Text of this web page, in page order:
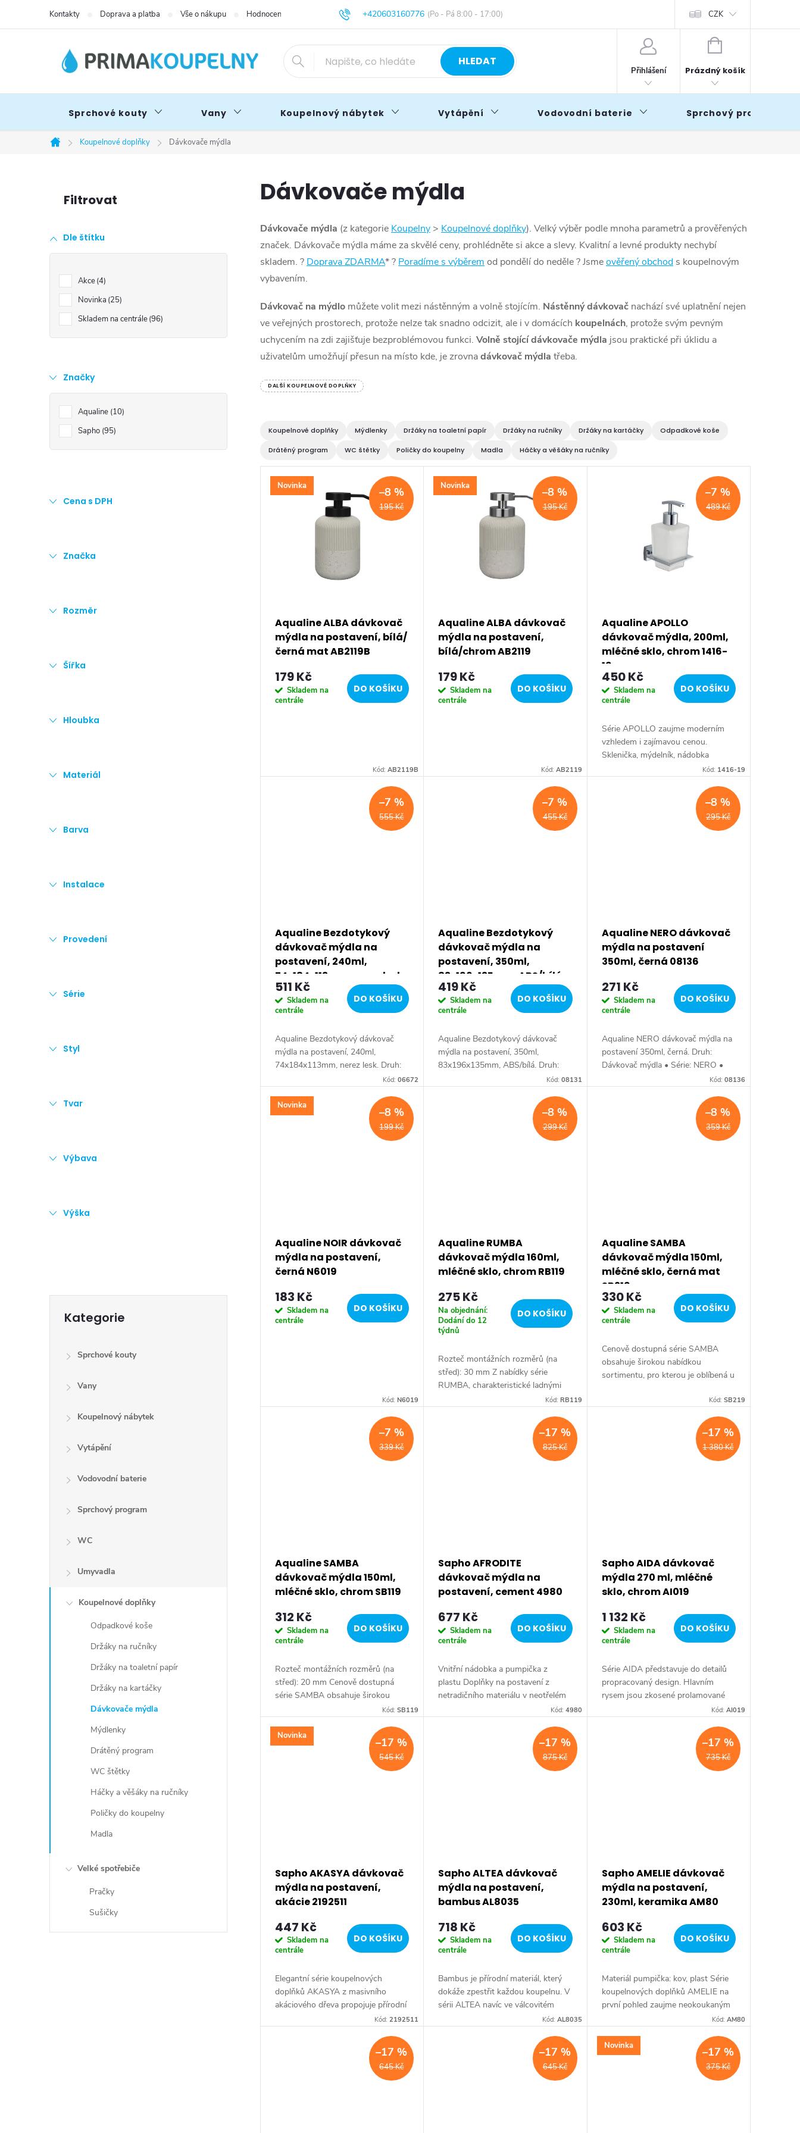
+420603160776
info@primakoupelny.cz
Kontakty Doprava a platba Vše o nákupu Hodnocení obchodu Obchodní podmínky Blog CZK
HLEDAT
Přihlášení
NÁKUPNÍ
Prázdný košík
Sprchové kouty Vany Koupelnový nábytek Vytápění Vodovodní baterie Sprchový program
Domů
Koupelnové doplňky Dávkovače mýdla
s
a
n
n
p
e
Dle štítku
Akce 4
Novinka 25
Skladem na centrále 96
Značky
Aqualine 10
Sapho 95
Cena s DPH
Značka
Rozměr
Šířka
Hloubka
Materiál
Barva
Instalace
Provedení
Série
Styl
Tvar
Výbava
Výška
kategorie
Kategorie
Sprchové kouty
Vany
Koupelnový nábytek
Vytápění
Vodovodní baterie
Sprchový program
WC
Umyvadla
Koupelnové doplňky
Odpadkové koše
Držáky na ručníky
Držáky na toaletní papír
Držáky na kartáčky
Dávkovače mýdla
Mýdlenky
Drátěný program
WC štětky
Háčky a věšáky na ručníky
Poličky do koupelny
Madla
Velké spotřebiče
Pračky
Sušičky
Dávkovače mýdla
Dávkovače mýdla (z kategorie Koupelny > Koupelnové doplňky). Velký výběr podle mnoha parametrů a prověřených
značek. Dávkovače mýdla máme za skvělé ceny, prohlédněte si akce a slevy. Kvalitní a levné produkty nechybí
skladem. ? Doprava ZDARMA* ? Poradíme s výběrem od pondělí do neděle ? Jsmeověřený obchod s koupelnovým
vybavením.
Dávkovač na mýdlo můžete volit mezi nástěnným a volně stojícím. Nástěnnýdávkovač nachází své uplatnění nejen
ve veřejných prostorech, protože nelze tak snadno odcizit, ale i v domácích koupelnách, protože svým pevným
uchycením na zdi zajišťuje bezproblémovou funkci. Volně stojící dávkovače mýdla jsou praktické při úklidu a
uživatelům umožňují přesun na místo kde, je zrovnadávkovač mýdla třeba.
DALŠÍ KOUPELNOVÉ DOPLŇKY
Koupelnové doplňky Mýdlenky Držáky na toaletní papír Držáky na ručníky Držáky na kartáčky Odpadkové koše
Drátěný program WC štětky Poličky do koupelny Madla Háčky a věšáky na ručníky
V
k
Novinka
195 Kč
–8 %
Aqualine ALBA dávkovač
mýdla na postavení, bílá/
černá mat AB2119B
179 Kč
Skladem na
centrále
DO KOŠÍKU
Kód:AB2119B
Novinka
195 Kč
–8 %
Aqualine ALBA dávkovač
mýdla na postavení,
bílá/chrom AB2119
179 Kč
Skladem na
centrále
DO KOŠÍKU
Kód: AB2119
489 Kč
–7 %
Aqualine APOLLO
dávkovač mýdla, 200ml,
mléčné sklo, chrom 1416-
19
450 Kč
Skladem na
centrále
DO KOŠÍKU
Série APOLLO zaujme moderním
vzhledem i zajímavou cenou.
Sklenička, mýdelník, nádobka
dávkovače mýdla a WC štětky jsou
mýdla • Série: APOLLO •...
Kód: 1416-19
555 Kč
–7 %
Aqualine Bezdotykový
dávkovač mýdla na
postavení, 240ml,
74x184x113mm, nerez lesk
06672
511 Kč
Skladem na
centrále
DO KOŠÍKU
Aqualine Bezdotykový dávkovač
mýdla na postavení, 240ml,
74x184x113mm, nerez lesk. Druh:
Výška: 184 mm • Hloubka: 113
mm...
Kód:06672
455 Kč
–7 %
Aqualine Bezdotykový
dávkovač mýdla na
postavení, 350ml,
83x196x135mm, ABS/bílá
08131
419 Kč
Skladem na
centrále
DO KOŠÍKU
Aqualine Bezdotykový dávkovač
mýdla na postavení, 350ml,
83x196x135mm, ABS/bílá. Druh:
Výška: 196 mm • Hloubka: 135 mm
Kód: 08131
295 Kč
–8 %
Aqualine NERO dávkovač
mýdla na postavení
350ml, černá 08136
271 Kč
Skladem na
centrále
DO KOŠÍKU
Aqualine NERO dávkovač mýdla na
postavení 350ml, černá. Druh:
Dávkovač mýdla • Série: NERO •
Rozměr: 85x126 mm • Šířka: 85
85 mm • Průměr: 85 mm •...
Kód: 08136
Novinka
199 Kč
–8 %
Aqualine NOIR dávkovač
mýdla na postavení,
černá N6019
183 Kč
Skladem na
centrále
DO KOŠÍKU
Kód:N6019
299 Kč
–8 %
Aqualine RUMBA
dávkovač mýdla 160ml,
mléčné sklo, chrom RB119
275 Kč
Na objednání:
Dodání do 12
týdnů
DO KOŠÍKU
Rozteč montážních rozměrů (na
střed): 30 mm Z nabídky série
RUMBA, charakteristické ladnými
křivkami, kompletně dovybavíte
Kód: RB119
359 Kč
–8 %
Aqualine SAMBA
dávkovač mýdla 150ml,
mléčné sklo, černá mat
SB219
330 Kč
Skladem na
centrále
DO KOŠÍKU
Cenově dostupná série SAMBA
obsahuje širokou nabídkou
sortimentu, pro kterou je oblíbená u
Dávkovač mýdla • Série: SAMBA •
Kód: SB219
339 Kč
–7 %
Aqualine SAMBA
dávkovač mýdla 150ml,
mléčné sklo, chrom SB119
312 Kč
Skladem na
centrále
DO KOŠÍKU
Rozteč montážních rozměrů (na
střed): 20 mm Cenově dostupná
série SAMBA obsahuje širokou
nabídkou sortimentu, pro kterou je
Druh: Dávkovač...
Kód:SB119
825 Kč
–17 %
Sapho AFRODITE
dávkovač mýdla na
postavení, cement 4980
677 Kč
Skladem na
centrále
DO KOŠÍKU
Vnitřní nádobka a pumpička z
plastu Doplňky na postavení z
netradičního materiálu v neotřelém
italském designu zajisté zaujmou
Kód: 4980
1 380 Kč
–17 %
Sapho AIDA dávkovač
mýdla 270 ml, mléčné
sklo, chrom AI019
1 132 Kč
Skladem na
centrále
DO KOŠÍKU
Série AIDA představuje do detailů
propracovaný design. Hlavním
rysem jsou zkosené prolamované
Kód: AI019
Novinka
545 Kč
–17 %
Sapho AKASYA dávkovač
mýdla na postavení,
akácie 2192511
447 Kč
Skladem na
centrále
DO KOŠÍKU
Elegantní série koupelnových
doplňků AKASYA z masivního
akáciového dřeva propojuje přírodní
krásu s moderním minimalistickým
Kód:2192511
875 Kč
–17 %
Sapho ALTEA dávkovač
mýdla na postavení,
bambus AL8035
718 Kč
Skladem na
centrále
DO KOŠÍKU
Bambus je přírodní materiál, který
dokáže zpestřit každou koupelnu. V
sérii ALTEA navíc ve válcovitém
tvaru, který působí příjemně. Druh:
Kód: AL8035
735 Kč
–17 %
Sapho AMELIE dávkovač
mýdla na postavení,
230ml, keramika AM80
603 Kč
Skladem na
centrále
DO KOŠÍKU
Materiál pumpička: kov, plast Série
koupelnových doplňků AMELIE na
první pohled zaujme neokoukaným
pojetím retro stylu. Nádobky z
pocit starých...
Kód: AM80
645 Kč
–17 %
645 Kč
–17 % Novinka
375 Kč
–17 %